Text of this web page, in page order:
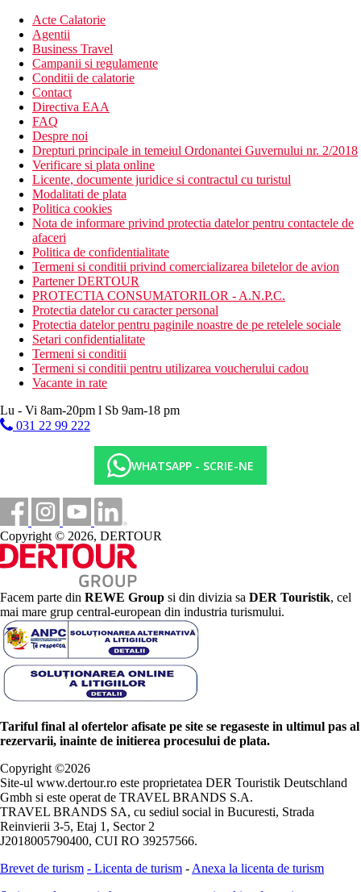
Acte Calatorie
Agentii
Business Travel
Campanii si regulamente
Conditii de calatorie
Contact
Directiva EAA
FAQ
Despre noi
Drepturi principale in temeiul Ordonantei Guvernului nr. 2/2018
Verificare si plata online
Licente, documente juridice si contractul cu turistul
Modalitati de plata
Politica cookies
Nota de informare privind protectia datelor pentru contactele de
afaceri
Politica de confidentialitate
Termeni si conditii privind comercializarea biletelor de avion
Partener DERTOUR
PROTECTIA CONSUMATORILOR - A.N.P.C.
Protectia datelor cu caracter personal
Protectia datelor pentru paginile noastre de pe retelele sociale
Setari confidentialitate
Termeni si conditii
Termeni si conditii pentru utilizarea voucherului cadou
Vacante in rate
Lu - Vi 8am-20pm l Sb 9am-18 pm
031 22 99 222
WHATSAPP - SCRIE-NE
Copyright © 2026, DERTOUR
Facem parte din REWE Group si din divizia sa DER Touristik, cel
mai mare grup central-european din industria turismului.
Tariful final al ofertelor afisate pe site se regaseste in ultimul pas al
rezervarii, inainte de initierea procesului de plata.
Copyright ©2026
Site-ul www.dertour.ro este proprietatea DER Touristik Deutschland
Gmbh si este operat de TRAVEL BRANDS S.A.
TRAVEL BRANDS SA, cu sediul social in Bucuresti, Strada
Reinvierii 3-5, Etaj 1, Sector 2
J2018005790400, CUI RO 39257566.
Brevet de turism - Licenta de turism - Anexa la licenta de turism